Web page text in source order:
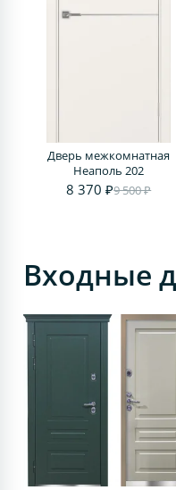
Дверь межкомнатная
Неаполь 202
8 370 ₽9 500 ₽
Входные